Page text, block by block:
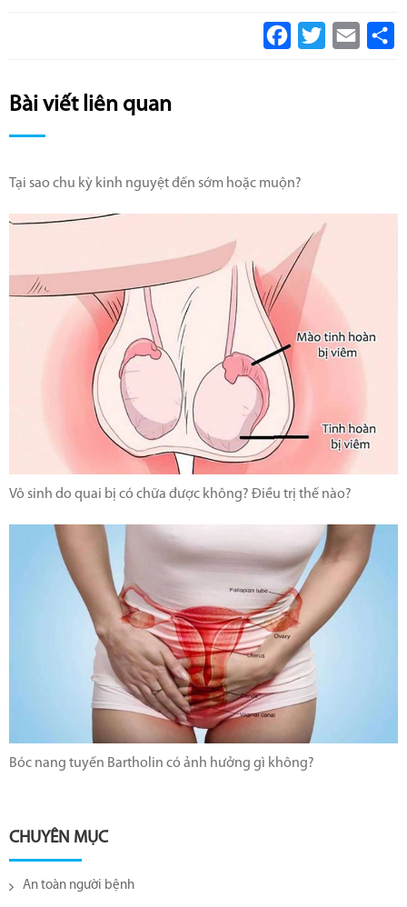
Facebook
Twitter Email
Bài viết liên quan
Tại sao chu kỳ kinh nguyệt đến sớm hoặc muộn?
Vô sinh do quai bị có chữa được không? Điều trị thế nào?
Bóc nang tuyến Bartholin có ảnh hưởng gì không?
CHUYÊN MỤC
An toàn người bệnh